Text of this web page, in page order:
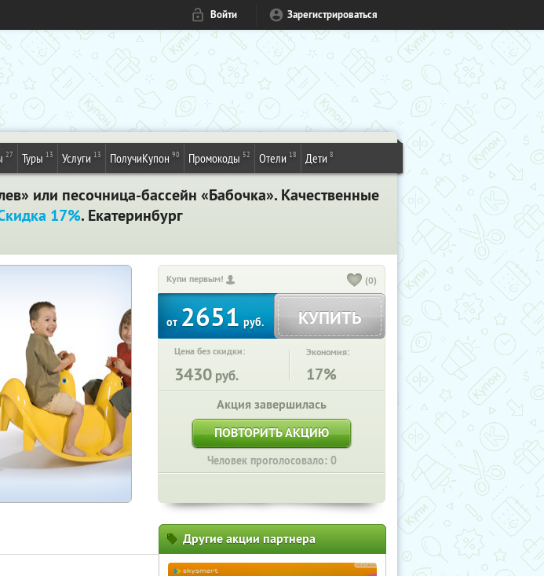
Войти Зарегистрироваться
27 Туры 13 Услуги 13 ПолучиКупон 90 Промокоды 52 Отели 18 Дети 8
или песочница-бассейн «Бабочка». Качественные
17%. Екатеринбург
Купи первым! (0)
от 2651 руб. КУПИТЬ
Цена без скидки:
3430 руб.
Экономия:
17%
Акция завершилась
ПОВТОРИТЬ АКЦИЮ
Человек проголосовало: 0
Другие акции партнера